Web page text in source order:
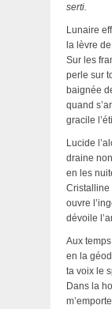
serti.
Lunaire
la lèvre
Sur les
perle sur
baignée
quand
gracile
Lucide
draine
en les
Cristalline
ouvre
dévoile
Aux
en la
ta voix le
Dans la